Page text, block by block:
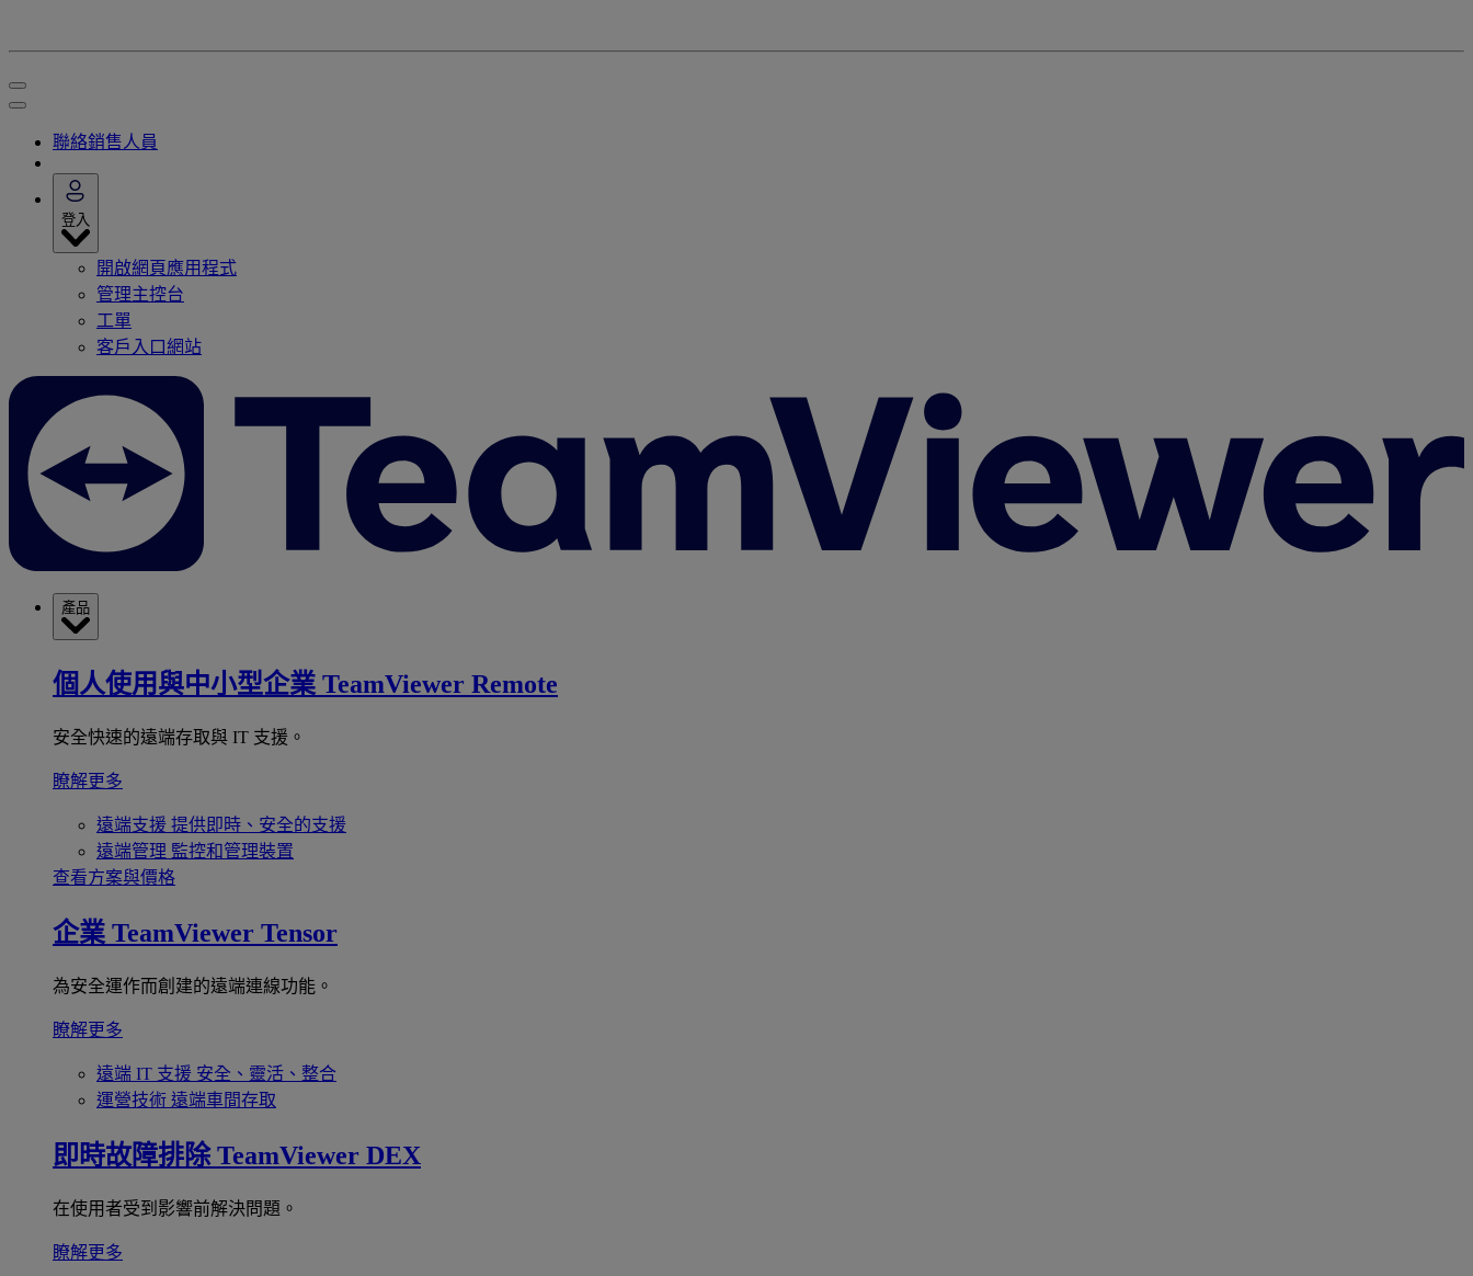
聯絡銷售人員
登入
開啟網頁應用程式
管理主控台
工單
客戶入口網站
產品
個人使用與中小型企業 TeamViewer Remote
安全快速的遠端存取與 IT 支援。
瞭解更多
遠端支援 提供即時、安全的支援
遠端管理 監控和管理裝置
查看方案與價格
企業 TeamViewer Tensor
為安全運作而創建的遠端連線功能。
瞭解更多
遠端 IT 支援 安全、靈活、整合
運營技術 遠端車間存取
即時故障排除 TeamViewer DEX
在使用者受到影響前解決問題。
瞭解更多